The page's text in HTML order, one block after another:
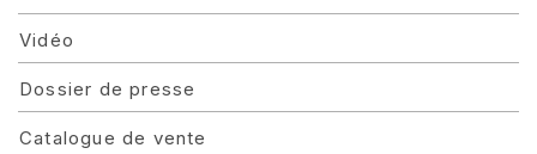
Vidéo
Dossier de presse
Catalogue de vente